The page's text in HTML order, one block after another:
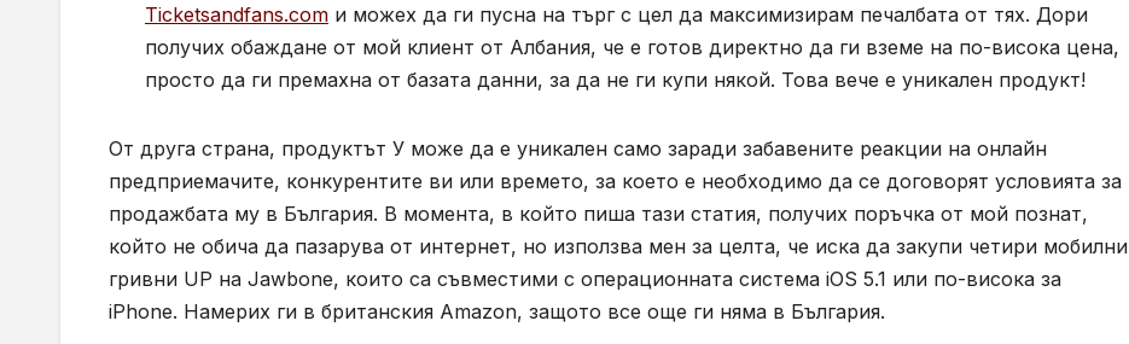
Ticketsandfans.com и можех да ги пусна на търг с цел да максимизирам печалбата от тях. Дори
получих обаждане от мой клиент от Албания, че е готов директно да ги вземе на по-висока цена,
просто да ги премахна от базата данни, за да не ги купи някой. Това вече е уникален продукт!
От друга страна, продуктът У може да е уникален само заради забавените реакции на онлайн
предприемачите, конкурентите ви или времето, за което е необходимо да се договорят условията за
продажбата му в България. В момента, в който пиша тази статия, получих поръчка от мой познат,
който не обича да пазарува от интернет, но използва мен за целта, че иска да закупи четири мобилни
гривни UP на Jawbone, които са съвместими с операционната система iOS 5.1 или по-висока за
iPhone. Намерих ги в британския Amazon, защото все още ги няма в България.